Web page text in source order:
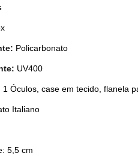
Policarbonato
UV400
1 Óculos, case em tecido, flanela
Italiano
5,5 cm